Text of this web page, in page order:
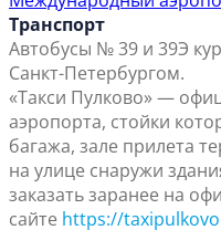
Транспорт
Автобусы № 39 и 39Э
Санкт-Петербургом.
«Такси Пулково» —
аэропорта, стойки
багажа, зале прилета
на улице снаружи
заказать заранее на
сайте https://